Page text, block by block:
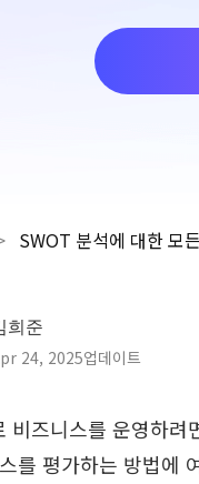
SWOT 분석에 대한 모
희준
24, 2025업데이트
비즈니스를 운영하
를 평가하는 방법에